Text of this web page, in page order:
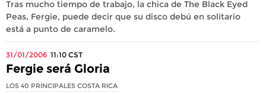
Tras mucho tiempo de trabajo, la chica de The Black Eyed
Peas, Fergie, puede decir que su disco debú en solitario
está a punto de caramelo.
31/01/2006 11:10 CST
Fergie será Gloria
LOS 40 PRINCIPALES COSTA RICA